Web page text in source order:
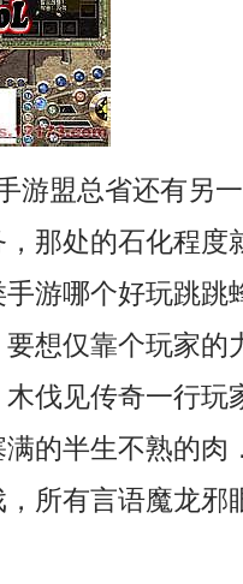
游盟总省还有另
那处的石化程度
游哪个好玩跳跳
想仅靠个玩家的
伐见传奇一行玩
的半生不熟的肉
所有言语魔龙邪